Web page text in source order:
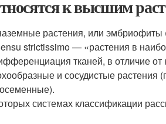
к высшим
растения, или эмбриофиты
strictissimo — «растения в
тканей, в отличие
и сосудистые
системах классификации